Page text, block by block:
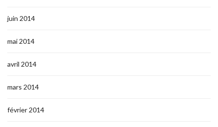
juin 2014
mai 2014
avril 2014
mars 2014
février 2014